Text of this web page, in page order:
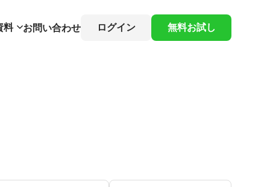
料 お問い合わせ ログイン 無料お試し